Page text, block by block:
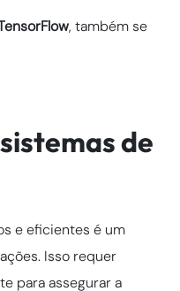
, também se
de
e eficientes é um
Isso requer
para assegurar a